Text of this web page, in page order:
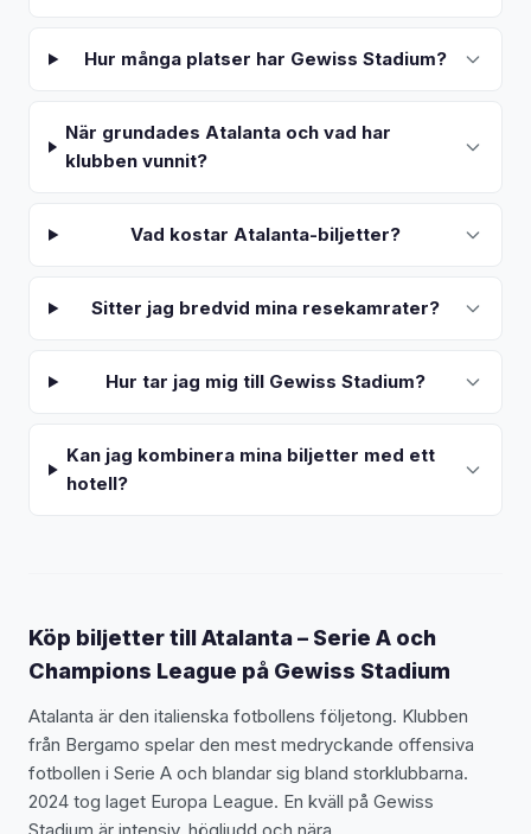
Hur många platser har Gewiss Stadium?
När grundades Atalanta och vad har
klubben vunnit?
Vad kostar Atalanta-biljetter?
Sitter jag bredvid mina resekamrater?
Hur tar jag mig till Gewiss Stadium?
Kan jag kombinera mina biljetter med ett
hotell?
Köp biljetter till Atalanta – Serie A och
Champions League på Gewiss Stadium
Atalanta är den italienska fotbollens följetong. Klubben
från Bergamo spelar den mest medryckande offensiva
fotbollen i Serie A och blandar sig bland storklubbarna.
2024 tog laget Europa League. En kväll på Gewiss